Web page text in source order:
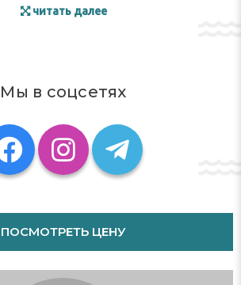
на собственной машине
комфортным. Оснащение
WiFi. В ванных комнатах есть фен.
- 2024. Multilingual, powered by
client no. 124971
26A, 38022 Cavizzana, Italy
читать далее
Мы в соцсетях
ПОСМОТРЕТЬ ЦЕНУ